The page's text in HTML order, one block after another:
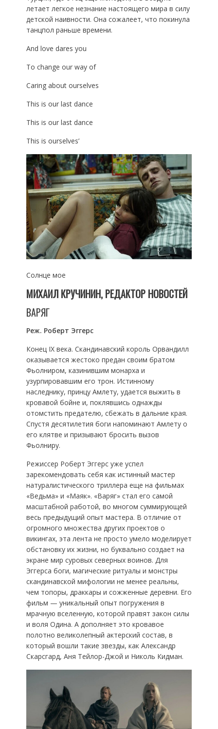
летает легкое незнание настоящего мира в силу
детской наивности. Она сожалеет, что покинула
танцпол раньше времени.
And love dares you
To change our way of
Caring about ourselves
This is our last dance
This is our last dance
This is ourselves’
Солнце мое
МИХАИЛ КРУЧИНИН, РЕДАКТОР НОВОСТЕЙ
ВАРЯГ
Реж. Роберт Эггерс
Конец IX века. Скандинавский король Орвандилл
оказывается жестоко предан своим братом
Фьолниром, казинившим монарха и
узурпировавшим его трон. Истинному
наследнику, принцу Амлету, удается выжить в
кровавой бойне и, поклявшись однажды
отомстить предателю, сбежать в дальние края.
Спустя десятилетия боги напоминают Амлету о
его клятве и призывают бросить вызов
Фьолниру.
Режиссер Роберт Эггерс уже успел
зарекомендовать себя как истинный мастер
натуралистического триллера еще на фильмах
«Ведьма» и «Маяк». «Варяг» стал его самой
масштабной работой, во многом суммирующей
весь предыдущий опыт мастера. В отличие от
огромного множества других проектов о
викингах, эта лента не просто умело моделирует
обстановку их жизни, но буквально создает на
экране мир суровых северных воинов. Для
Эггерса боги, магические ритуалы и монстры
скандинавской мифологии не менее реальны,
чем топоры, драккары и сожженные деревни. Его
фильм — уникальный опыт погружения в
мрачную вселенную, которой правят закон силы
и воля Одина. А дополняет это кровавое
полотно великолепный актерский состав, в
который вошли такие звезды, как Александр
Скарсгард, Аня Тейлор-Джой и Николь Кидман.